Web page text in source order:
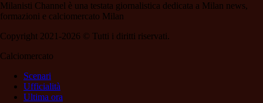
Milanisti Channel è una testata giornalistica dedicata a Milan news,
formazioni e calciomercato Milan
Copyright 2021-2026 © Tutti i diritti riservati.
Calciomercato
Scenari
Ufficialità
Ultima ora